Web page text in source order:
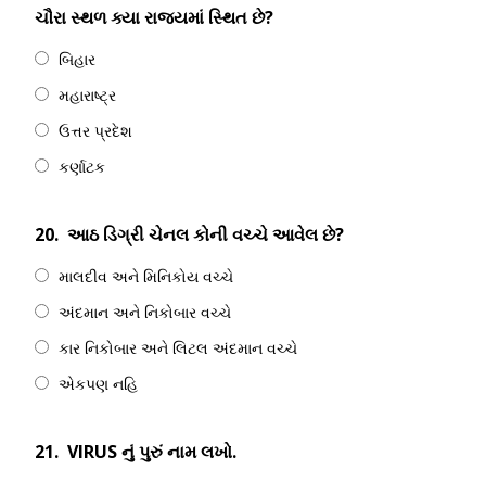
ચૌરા સ્થળ ક્યા રાજ્યમાં સ્થિત છે?
બિહાર
મહારાષ્ટ્ર
ઉત્તર પ્રદેશ
કર્ણાટક
20. આઠ ડિગ્રી ચેનલ કોની વચ્ચે આવેલ છે?
માલદીવ અને મિનિકોય વચ્ચે
અંદમાન અને નિકોબાર વચ્ચે
કાર નિકોબાર અને લિટલ અંદમાન વચ્ચે
એકપણ નહિ
21. VIRUS નું પુરું નામ લખો.